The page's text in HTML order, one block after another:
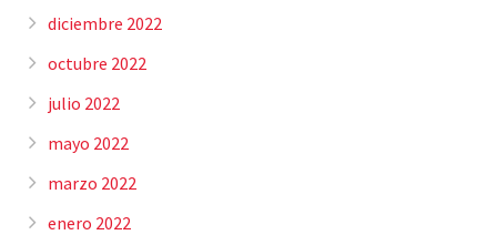
diciembre 2022
octubre 2022
julio 2022
mayo 2022
marzo 2022
enero 2022